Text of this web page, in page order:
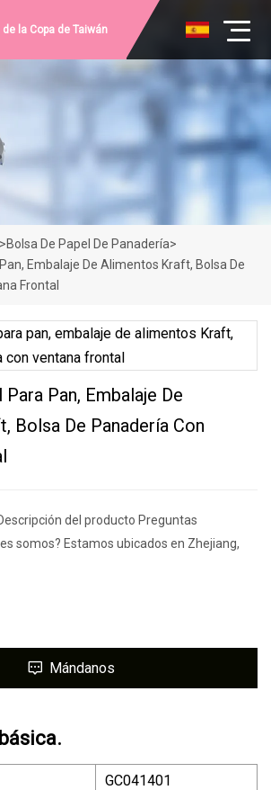
la Copa de Taiwán
>Bolsa De Papel De Panadería>
Embalaje De Alimentos Kraft, Bolsa De
Frontal
Pan, Embalaje De
Bolsa De Panadería Con
del producto Preguntas
somos? Estamos ubicados en Zhejiang,
Mándanos
GC041401